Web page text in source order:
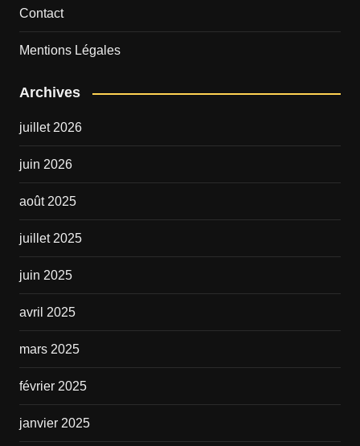
Contact
Mentions Légales
Archives
juillet 2026
juin 2026
août 2025
juillet 2025
juin 2025
avril 2025
mars 2025
février 2025
janvier 2025